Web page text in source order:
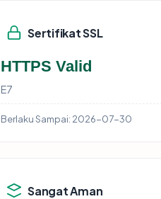
Sertifikat SSL
HTTPS Valid
E7
Berlaku Sampai: 2026-07-30
Sangat Aman